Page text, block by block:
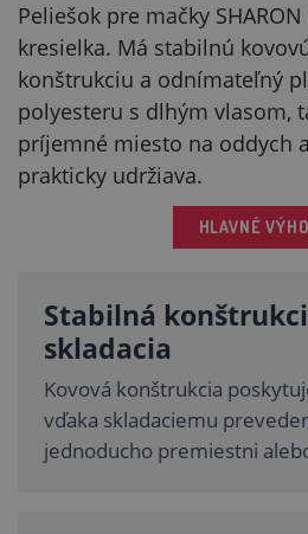
Peliešok pre mačky
kresielka. Má stabilnú
konštrukciu a odnímateľný
polyesteru s dlhým vlasom,
príjemné miesto na oddych
prakticky udržiava.
HLAVNÉ
Stabilná
skladacia
Kovová konštrukcia
vďaka skladaciemu
jednoducho premiestni